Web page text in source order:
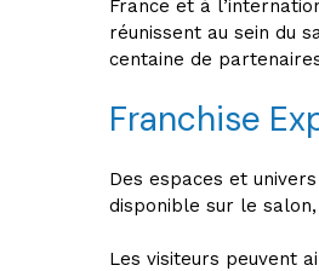
France et à
réunissent au sein du
centaine de
Franchise
Des espaces et
disponible sur le
Les visiteurs peuvent